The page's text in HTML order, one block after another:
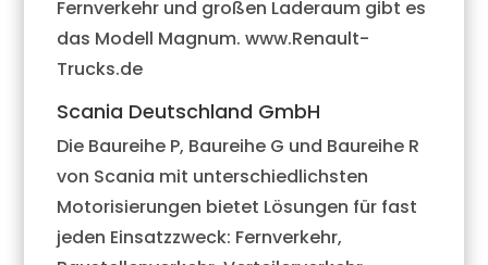
Fernverkehr und großen Laderaum gibt es
das Modell Magnum. www.Renault-
Trucks.de
Scania Deutschland GmbH
Die Baureihe P, Baureihe G und Baureihe R
von Scania mit unterschiedlichsten
Motorisierungen bietet Lösungen für fast
jeden Einsatzzweck: Fernverkehr,